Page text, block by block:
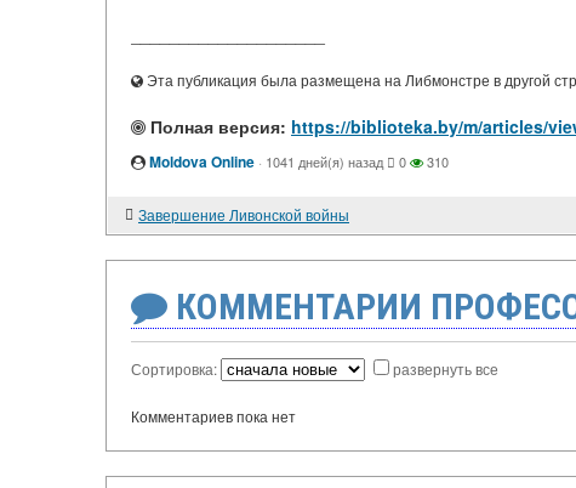
Эта публикация была размещена на Либмонстре в другой
Полная версия: https://biblioteka.by/m/articles/
Moldova Online · 1041 дней(я) назад 0 310
Завершение Ливонской войны
КОММЕНТАРИИ
Сортировка: развернуть все
Комментариев пока нет